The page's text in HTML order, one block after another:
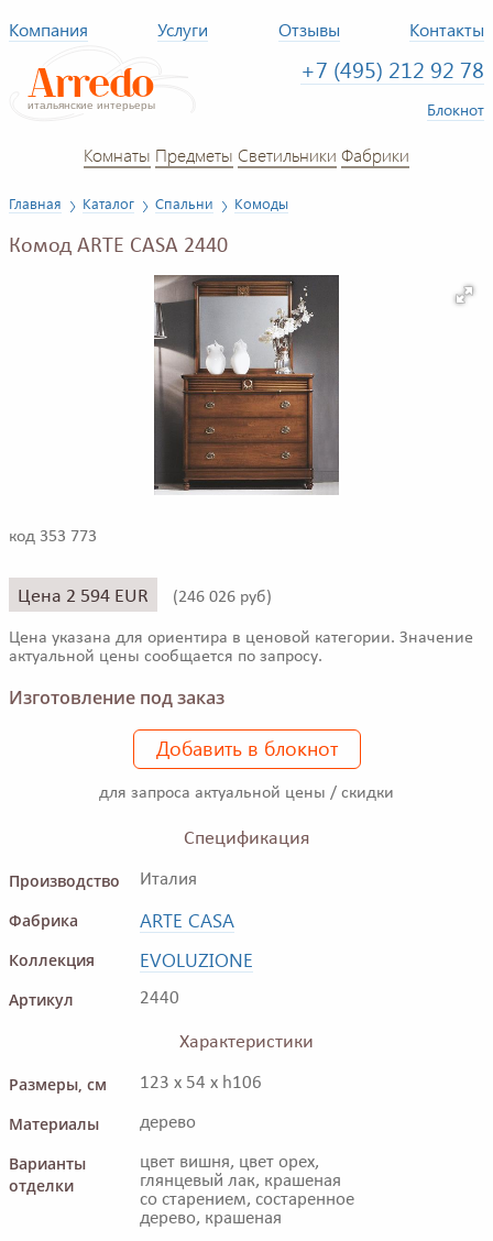
Компания Услуги Отзывы Контакты
+7 (495) 212 92 78
Блокнот
Комнаты Предметы Светильники Фабрики
Главная Каталог Спальни Комоды
Комод ARTE CASA 2440
код 353 773
Цена 2 594 EUR (246 026 руб)
Цена указана для ориентира в ценовой категории. Значение
актуальной цены сообщается по запросу.
Изготовление под заказ
Добавить в блокнот
для запроса актуальной цены / скидки
Спецификация
Производство
Италия
Фабрика ARTE CASA
Коллекция EVOLUZIONE
Артикул 2440
Характеристики
Размеры, см
123 x 54 x h106
Материалы дерево
Варианты
отделки
цвет вишня, цвет орех,
глянцевый лак, крашеная
со старением, состаренное
дерево, крашеная